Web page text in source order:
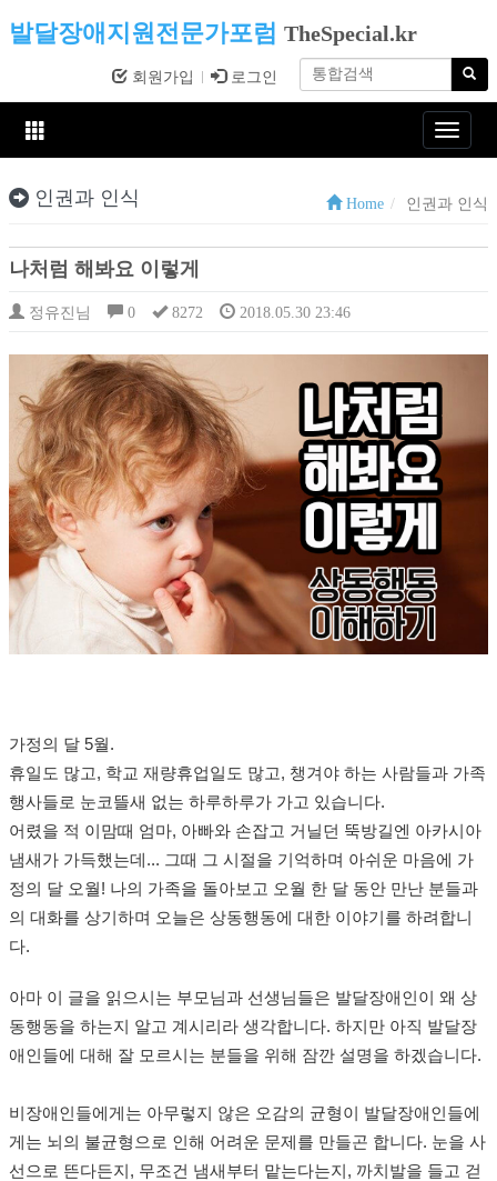
발달장애지원전문가포럼 TheSpecial.kr
회원가입 로그인
Toggle
인권과 인식 Home 인권과 인식
나처럼 해봐요 이렇게
정유진님 0 8272 2018.05.30 23:46
가정의 달 5월.
휴일도 많고, 학교 재량휴업일도 많고, 챙겨야 하는 사람들과 가족
행사들로 눈코뜰새 없는 하루하루가 가고 있습니다.
어렸을 적 이맘때 엄마, 아빠와 손잡고 거닐던 뚝방길엔 아카시아
냄새가 가득했는데... 그때 그 시절을 기억하며 아쉬운 마음에 가
정의 달 오월! 나의 가족을 돌아보고 오월 한 달 동안 만난 분들과
의 대화를 상기하며 오늘은 상동행동에 대한 이야기를 하려합니
다.
아마 이 글을 읽으시는 부모님과 선생님들은 발달장애인이 왜 상
동행동을 하는지 알고 계시리라 생각합니다. 하지만 아직 발달장
애인들에 대해 잘 모르시는 분들을 위해 잠깐 설명을 하겠습니다.
비장애인들에게는 아무렇지 않은 오감의 균형이 발달장애인들에
게는 뇌의 불균형으로 인해 어려운 문제를 만들곤 합니다. 눈을 사
선으로 뜬다든지, 무조건 냄새부터 맡는다는지, 까치발을 들고 걷